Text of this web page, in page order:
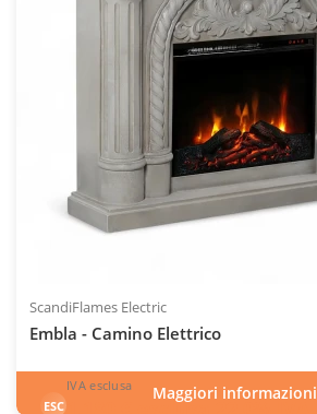
ScandiFlames Electric
Embla - Camino Elettrico
ESC
IVA esclusa
1.180€esclusa 22.0% IVA
Maggiori informazioni